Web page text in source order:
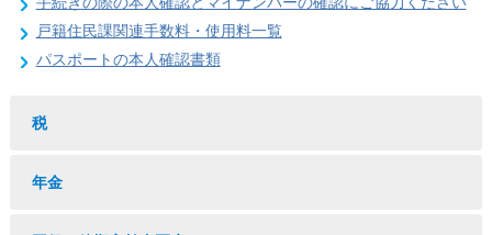
戸籍住民課関連手数料・使用料一覧
パスポートの本人確認書類
税
年金